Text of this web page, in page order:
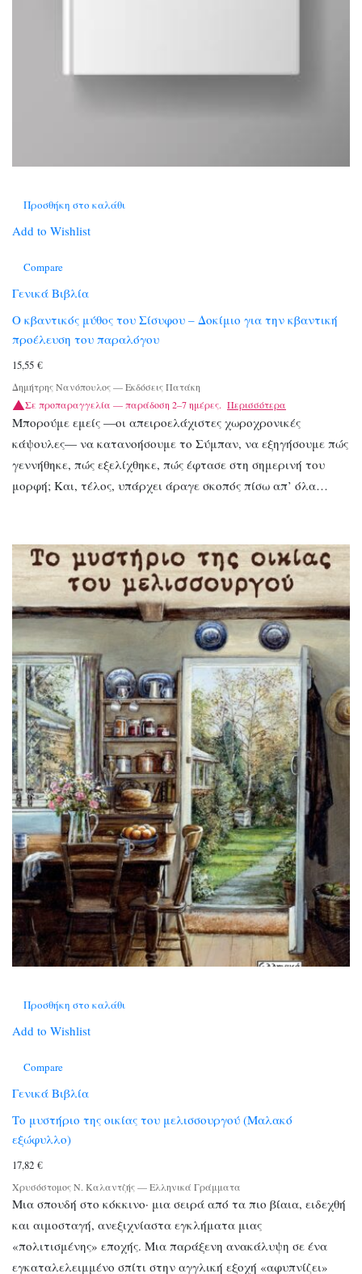
Προσθήκη στο καλάθι
Add to Wishlist
Compare
Γενικά Βιβλία
Ο κβαντικός μύθος του Σίσυφου – Δοκίμιο για την κβαντική
προέλευση του παραλόγου
15,55 €
Δημήτρης Νανόπουλος—Εκδόσεις Πατάκη
Σε προπαραγγελία — παράδοση 2–7 ημέρες. Περισσότερα
Μπορούμε εμείς —οι απειροελάχιστες χωροχρονικές
κάψουλες— να κατανοήσουμε το Σύμπαν, να εξηγήσουμε πώς
γεννήθηκε, πώς εξελίχθηκε, πώς έφτασε στη σημερινή του
μορφή; Και, τέλος, υπάρχει άραγε σκοπός πίσω απ’ όλα…
Προσθήκη στο καλάθι
Add to Wishlist
Compare
Γενικά Βιβλία
Το μυστήριο της οικίας του μελισσουργού (Μαλακό
εξώφυλλο)
17,82 €
Χρυσόστομος Ν. Καλαντζής—Ελληνικά Γράμματα
Μια σπουδή στο κόκκινο· μια σειρά από τα πιο βίαια, ειδεχθή
και αιμοσταγή, ανεξιχνίαστα εγκλήματα μιας
«πολιτισμένης» εποχής. Μια παράξενη ανακάλυψη σε ένα
εγκαταλελειμμένο σπίτι στην αγγλική εξοχή «αφυπνίζει»